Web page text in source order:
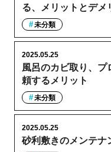
る、メリットとデメ
未分類
風呂のカビ取り、プ
頼するメリット
2025.05.25
未分類
砂利敷きのメンテナ
2025.05.25